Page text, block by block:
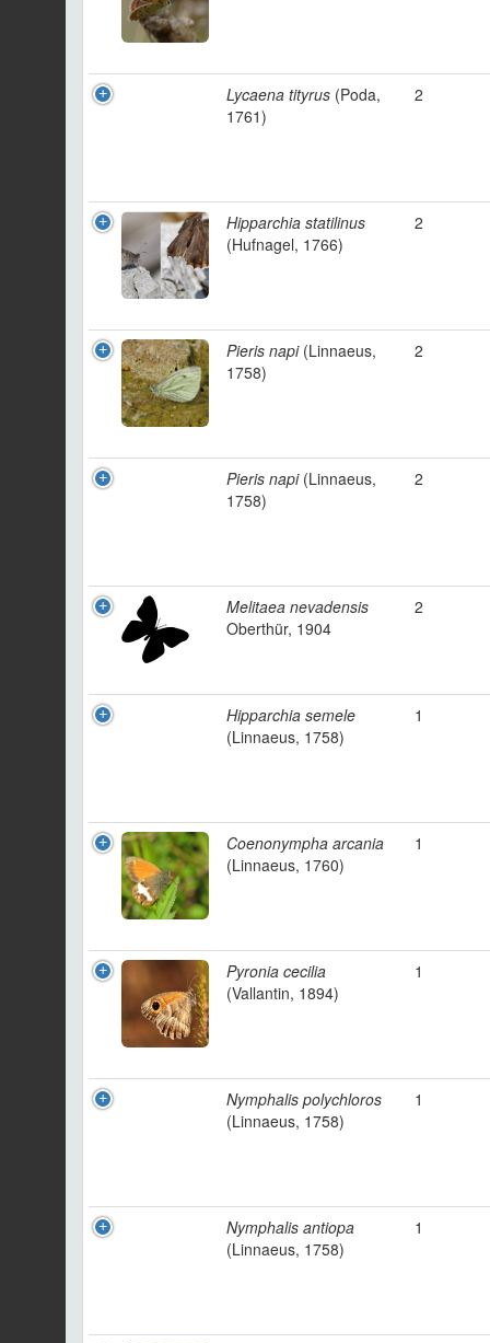
Lycaena tityrus (Poda,
1761)
2
Hipparchia statilinus
(Hufnagel, 1766)
2
Pieris napi(Linnaeus,
1758)
2
Pieris napi(Linnaeus,
1758)
2
Melitaea nevadensis
Oberthür, 1904
2
Hipparchia semele
(Linnaeus, 1758)
1
Coenonympha arcania
(Linnaeus, 1760)
1
Pyronia cecilia
(Vallantin, 1894)
1
Nymphalis polychloros
(Linnaeus, 1758)
1
Nymphalis antiopa
(Linnaeus, 1758)
1